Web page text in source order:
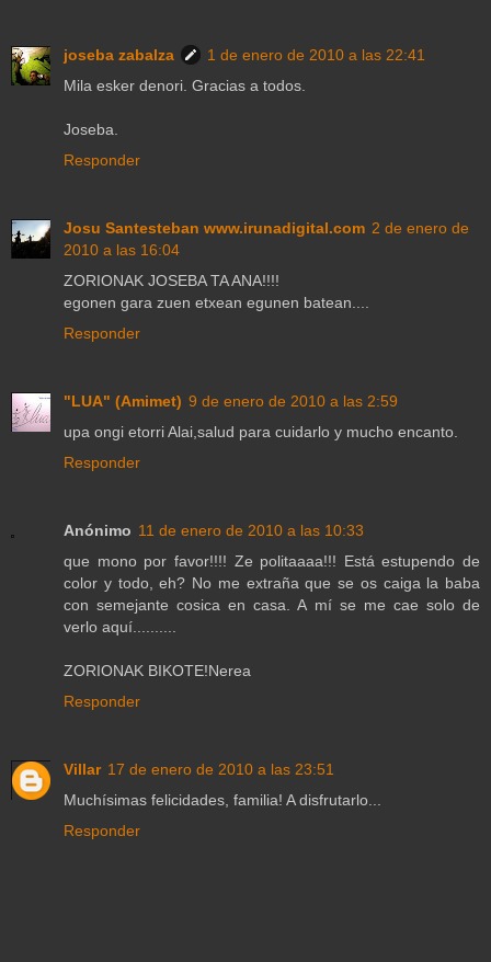
joseba zabalza
1 de enero de 2010 a las 22:41
Mila esker denori. Gracias a todos.
Joseba.
Responder
Josu Santesteban www.irunadigital.com 2 de enero de
2010 a las 16:04
ZORIONAK JOSEBA TA ANA!!!!
egonen gara zuen etxean egunen batean....
Responder
"LUA" (Amimet) 9 de enero de 2010 a las 2:59
upa ongi etorri Alai,salud para cuidarlo y mucho encanto.
Responder
Anónimo 11 de enero de 2010 a las 10:33
que mono por favor!!!! Ze politaaaa!!! Está estupendo de
color y todo, eh? No me extraña que se os caiga la baba
con semejante cosica en casa. A mí se me cae solo de
verlo aquí..........
ZORIONAK BIKOTE!Nerea
Responder
Villar 17 de enero de 2010 a las 23:51
Muchísimas felicidades, familia! A disfrutarlo...
Responder